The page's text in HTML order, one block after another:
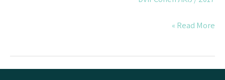
הפסטיבל
Read More »